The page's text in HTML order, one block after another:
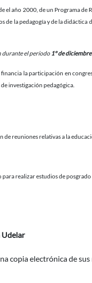
el año 2000, de un Programa
la pedagogía y de la
durante el período 1° de
financia la participación en
investigación pedagógica.
de reuniones relativas a la
realizar estudios de
Udelar
copia electrónica de